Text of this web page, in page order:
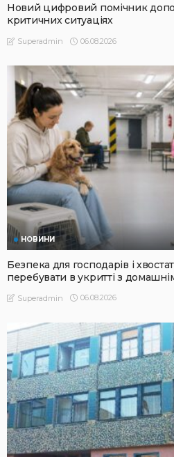
Новий цифровий помічник
критичних ситуаціях
Superadmin 06.08.2026
НОВИНИ
Безпека для господарів і
перебувати в укритті з
Superadmin 06.08.2026